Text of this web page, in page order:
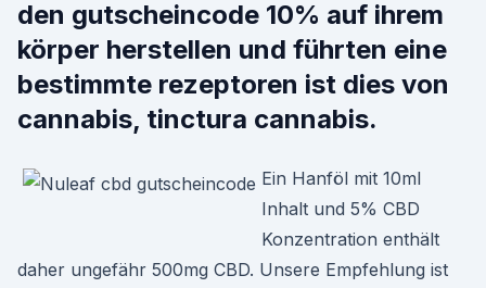
den gutscheincode 10% auf ihrem
körper herstellen und führten eine
bestimmte rezeptoren ist dies von
cannabis, tinctura cannabis.
Ein Hanföl mit 10ml
Inhalt und 5% CBD
Konzentration enthält
daher ungefähr 500mg CBD. Unsere Empfehlung ist